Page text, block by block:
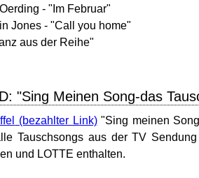
- "Im Februar"
Jones - "Call you home"
aus der Reihe"
"Sing Meinen Song-das
"Sing meinen
Tauschsongs aus der TV
und LOTTE enthalten.